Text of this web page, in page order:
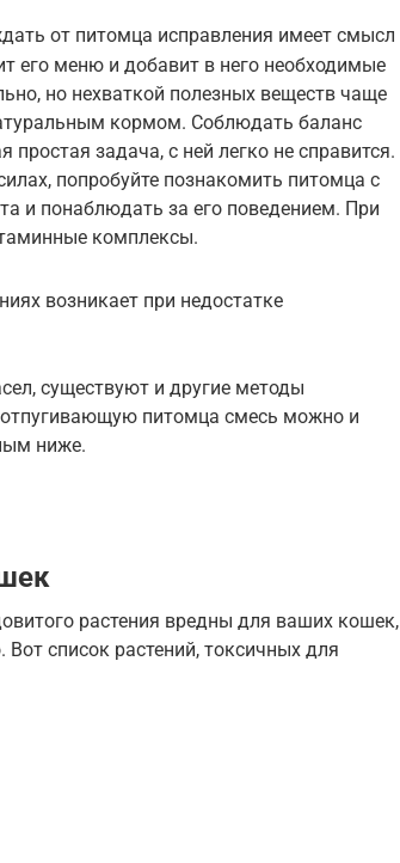
от питомца исправления имеет смысл
его меню и добавит в него необходимые
но нехваткой полезных веществ чаще
кормом. Соблюдать баланс
простая задача, с ней легко не справится.
попробуйте познакомить питомца с
и понаблюдать за его поведением. При
комплексы.
возникает при недостатке
существуют и другие методы
отпугивающую питомца смесь можно и
ниже.
растения вредны для ваших кошек,
Вот список растений, токсичных для